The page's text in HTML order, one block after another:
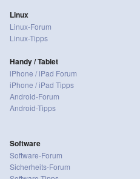
Linux
Linux-Forum
Linux-Tipps
Handy / Tablet
iPhone / iPad Forum
iPhone / iPad Tipps
Android-Forum
Android-Tipps
Software
Software-Forum
Sicherheits-Forum